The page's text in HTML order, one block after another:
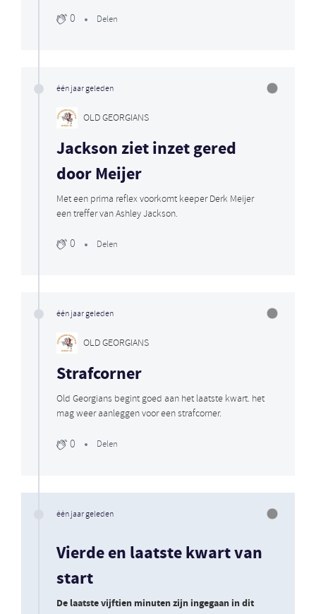
0 Delen
één jaar geleden
OLD GEORGIANS
Jackson ziet inzet gered
door Meijer
Met een prima reflex voorkomt keeper Derk Meijer
een treffer van Ashley Jackson.
0 Delen
één jaar geleden
OLD GEORGIANS
Strafcorner
Old Georgians begint goed aan het laatste kwart. het
mag weer aanleggen voor een strafcorner.
0 Delen
één jaar geleden
Vierde en laatste kwart van
start
De laatste vijftien minuten zijn ingegaan in dit